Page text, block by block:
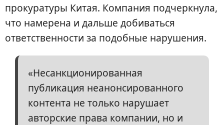
прокуратуры Китая. Компания подчеркнула,
что намерена и дальше добиваться
ответственности за подобные нарушения.
«Несанкционированная
публикация неанонсированного
контента не только нарушает
авторские права компании, но и